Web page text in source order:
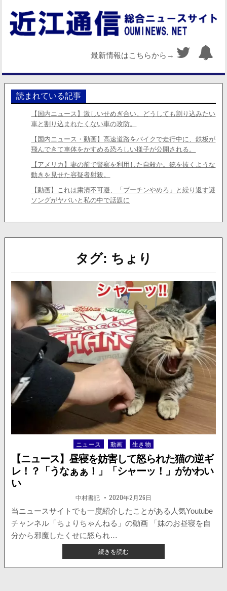
最新情報はこちらから→
読まれている記事
【国内ニュース】激しいせめぎ合い。どうしても割り込みたい
車と割り込まれたくない車の攻防。
【国内ニュース・動画】高速道路をバイクで走行中に、鉄板が
飛んできて車体をかすめる恐ろしい様子が公開される。
【アメリカ】妻の前で警察を利用した自殺か。銃を抜くような
動きを見せた容疑者射殺。
【動画】これは粛清不可避、「プーチンやめろ」と繰り返す謎
ソングがヤバいと私の中で話題に
タグ: ちょり
Posted
in
ニュース 動画 生き物
【ニュース】昼寝を妨害して怒られた猫の逆ギ
レ！？「うなぁぁ！」「シャーッ！」がかわい
い
著
者:
中村書記 掲
載
日：
2020年2月26日
当ニュースサイトでも一度紹介したことがある人気Youtube
チャンネル「ちょりちゃんねる」の動画 「妹のお昼寝を自
分から邪魔したくせに怒られ…
続きを読む【ニ
ュ
ー